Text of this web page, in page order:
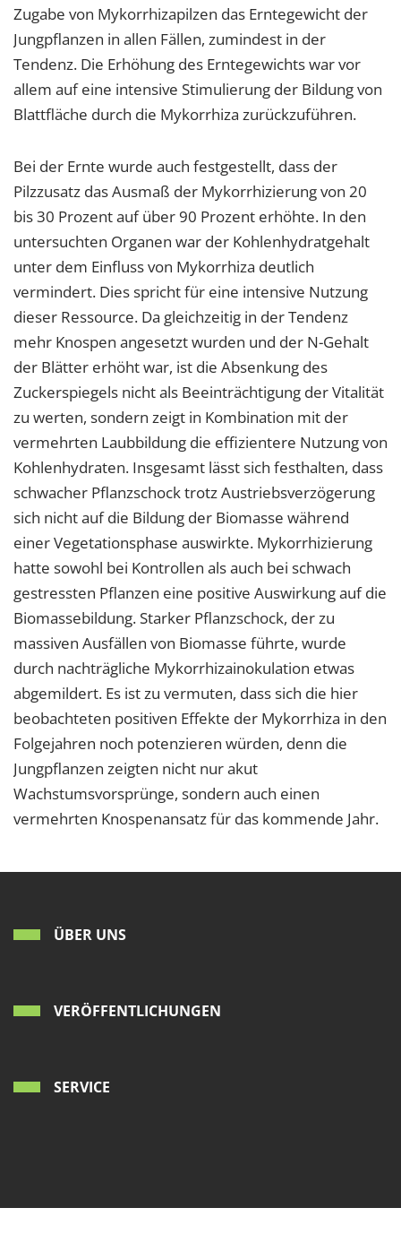
Zugabe von Mykorrhizapilzen das Erntegewicht der
Jungpflanzen in allen Fällen, zumindest in der
Tendenz. Die Erhöhung des Erntegewichts war vor
allem auf eine intensive Stimulierung der Bildung von
Blattfläche durch die Mykorrhiza zurückzuführen.
Bei der Ernte wurde auch festgestellt, dass der
Pilzzusatz das Ausmaß der Mykorrhizierung von 20
bis 30 Prozent auf über 90 Prozent erhöhte. In den
untersuchten Organen war der Kohlenhydratgehalt
unter dem Einfluss von Mykorrhiza deutlich
vermindert. Dies spricht für eine intensive Nutzung
dieser Ressource. Da gleichzeitig in der Tendenz
mehr Knospen angesetzt wurden und der N-Gehalt
der Blätter erhöht war, ist die Absenkung des
Zuckerspiegels nicht als Beeinträchtigung der Vitalität
zu werten, sondern zeigt in Kombination mit der
vermehrten Laubbildung die effizientere Nutzung von
Kohlenhydraten. Insgesamt lässt sich festhalten, dass
schwacher Pflanzschock trotz Austriebsverzögerung
sich nicht auf die Bildung der Biomasse während
einer Vegetationsphase auswirkte. Mykorrhizierung
hatte sowohl bei Kontrollen als auch bei schwach
gestressten Pflanzen eine positive Auswirkung auf die
Biomassebildung. Starker Pflanzschock, der zu
massiven Ausfällen von Biomasse führte, wurde
durch nachträgliche Mykorrhizainokulation etwas
abgemildert. Es ist zu vermuten, dass sich die hier
beobachteten positiven Effekte der Mykorrhiza in den
Folgejahren noch potenzieren würden, denn die
Jungpflanzen zeigten nicht nur akut
Wachstumsvorsprünge, sondern auch einen
vermehrten Knospenansatz für das kommende Jahr.
ÜBER UNS
VERÖFFENTLICHUNGEN
SERVICE